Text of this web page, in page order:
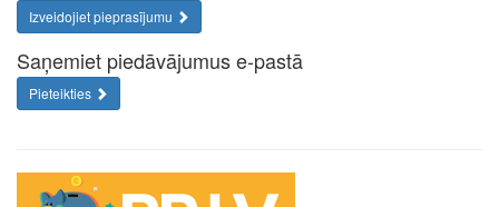
Izveidojiet pieprasījumu
Saņemiet piedāvājumus e-pastā
Pieteikties